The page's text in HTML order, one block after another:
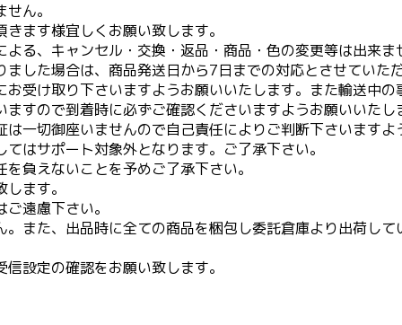
ん。
ます様宜しくお願い致します。
る、キャンセル・交換・返品・商品・色の変更等は出来
した場合は、商品発送日から7日までの対応とさせてい
受け取り下さいますようお願いいたします。また輸送中
すので到着時に必ずご確認くださいますようお願いいたし
一切御座いませんので自己責任によりご判断下さいますよ
はサポート対象外となります。ご了承下さい。
負えないことを予めご了承下さい。
ます。
遠慮下さい。
また、出品時に全ての商品を梱包し委託倉庫より出荷し
設定の確認をお願い致します。